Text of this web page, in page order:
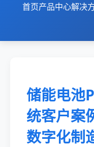
首页产品中心解决
储能电池
统客户案
数字化制